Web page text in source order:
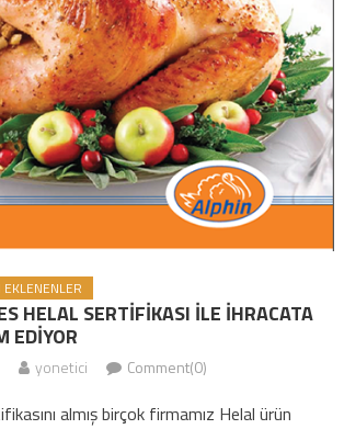
EKLENENLER
HELAL SERTİFİKASI İLE İHRACATA
EDİYOR
yonetici Comment(0)
almış birçok firmamız Helal ürün